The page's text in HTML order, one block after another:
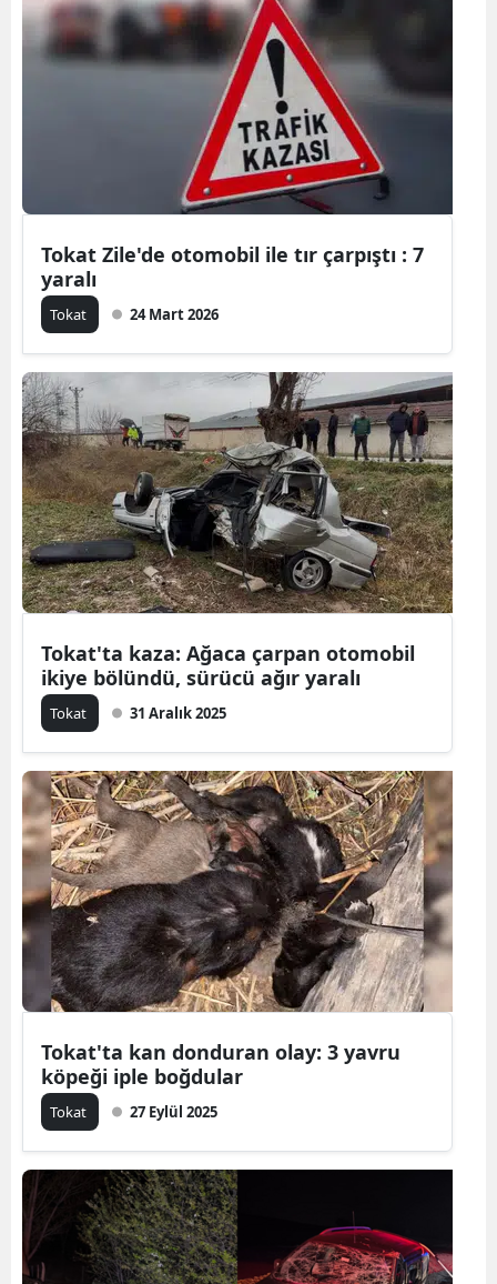
Tekirdağ
Tokat
Tunceli
Şanlıurfa
Uşak
Van
Yozgat
Zonguldak
Kırıkkale
Batman
Şırnak
Bartın
Ardahan
Iğdır
Osmaniye
Tokat Zile'de otomobil ile tır çarpıştı : 7
yaralı
Tokat 24 Mart 2026
Tokat'ta kaza: Ağaca çarpan otomobil
ikiye bölündü, sürücü ağır yaralı
Tokat 31 Aralık 2025
Tokat'ta kan donduran olay: 3 yavru
köpeği iple boğdular
Tokat 27 Eylül 2025